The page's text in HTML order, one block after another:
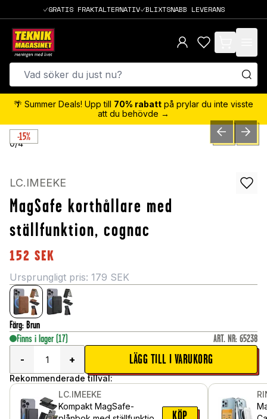
GRATIS FRAKTALTERNATIV BLIXTSNABB LEVERANS
items in cart,
🌴 Summer Deals! Upp till 70% rabatt på prylar du inte visste
att du behövde →
-15%
0/4 PREVIOUSNEXT
LC.IMEEKE
MagSafe korthållare med
ställfunktion, cognac
152 SEK
Ursprungligt pris: 179 SEK
Färg: Brun
Finns i lager (17) ART. NR: 65238
-
+ LÄGG TILL I VARUKORG
Rekommenderade tillval:
LC.IMEEKE
Kompakt MagSafe-
KÖP